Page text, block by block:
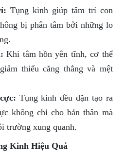
Tụng kinh giúp tâm trí con
bị phân tâm bởi những lo
Khi tâm hồn yên tĩnh, cơ thể
thiểu căng thẳng và mệt
Tụng kinh đều đặn tạo ra
không chỉ cho bản thân mà
trường xung quanh.
Kinh Hiệu Quả